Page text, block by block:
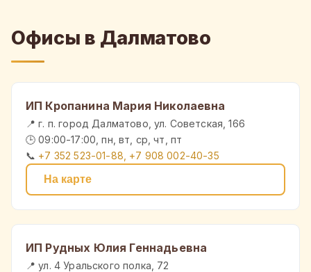
Офисы в Далматово
ИП Кропанина Мария Николаевна
📍 г. п. город Далматово, ул. Советская, 166
🕒 09:00-17:00, пн, вт, ср, чт, пт
📞 +7 352 523-01-88, +7 908 002-40-35
На карте
ИП Рудных Юлия Геннадьевна
📍 ул. 4 Уральского полка, 72